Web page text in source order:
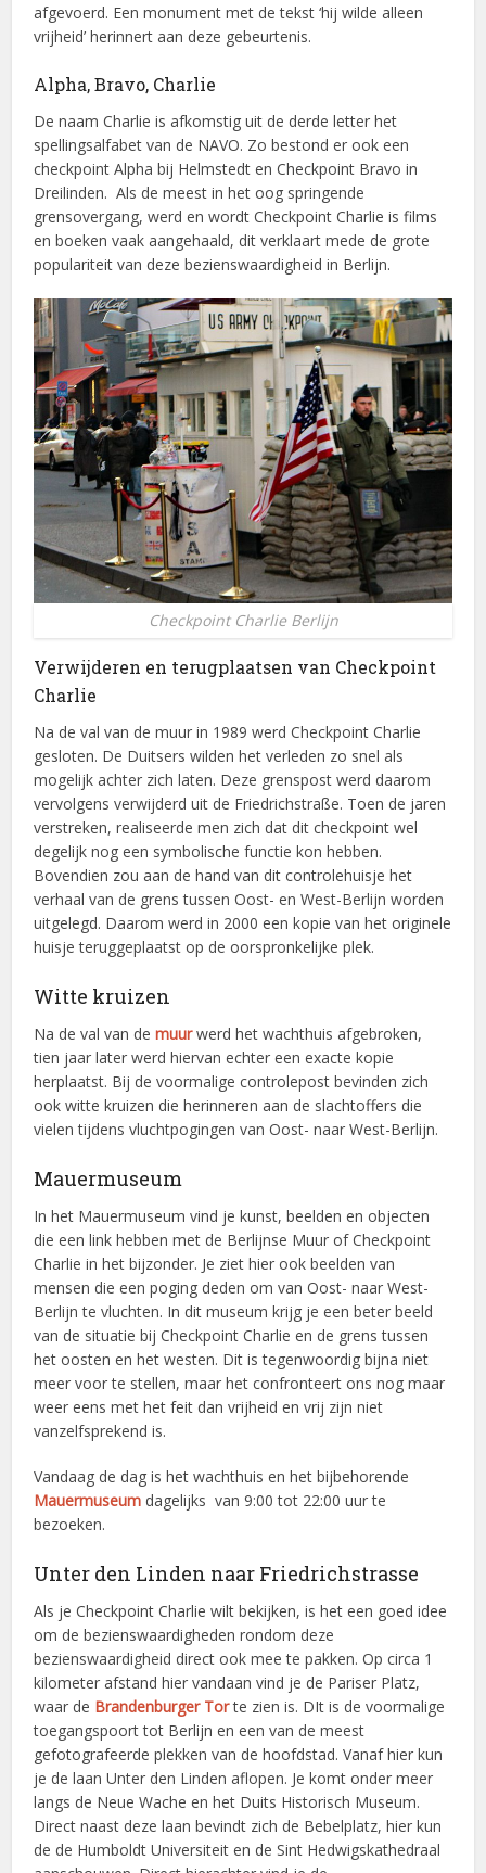
afgevoerd. Een monument met de tekst ‘hij wilde alleen
vrijheid’ herinnert aan deze gebeurtenis.
Alpha, Bravo, Charlie
De naam Charlie is afkomstig uit de derde letter het
spellingsalfabet van de NAVO. Zo bestond er ook een
checkpoint Alpha bij Helmstedt en Checkpoint Bravo in
Dreilinden. Als de meest in het oog springende
grensovergang, werd en wordt Checkpoint Charlie is films
en boeken vaak aangehaald, dit verklaart mede de grote
populariteit van deze bezienswaardigheid in Berlijn.
Checkpoint Charlie Berlijn
Verwijderen en terugplaatsen van Checkpoint
Charlie
Na de val van de muur in 1989 werd Checkpoint Charlie
gesloten. De Duitsers wilden het verleden zo snel als
mogelijk achter zich laten. Deze grenspost werd daarom
vervolgens verwijderd uit de Friedrichstraße. Toen de jaren
verstreken, realiseerde men zich dat dit checkpoint wel
degelijk nog een symbolische functie kon hebben.
Bovendien zou aan de hand van dit controlehuisje het
verhaal van de grens tussen Oost- en West-Berlijn worden
uitgelegd. Daarom werd in 2000 een kopie van het originele
huisje teruggeplaatst op de oorspronkelijke plek.
Witte kruizen
Na de val van demuurwerd het wachthuis afgebroken,
tien jaar later werd hiervan echter een exacte kopie
herplaatst. Bij de voormalige controlepost bevinden zich
ook witte kruizen die herinneren aan de slachtoffers die
vielen tijdens vluchtpogingen van Oost- naar West-Berlijn.
Mauermuseum
In het Mauermuseum vind je kunst, beelden en objecten
die een link hebben met de Berlijnse Muur of Checkpoint
Charlie in het bijzonder. Je ziet hier ook beelden van
mensen die een poging deden om van Oost- naar West-
Berlijn te vluchten. In dit museum krijg je een beter beeld
van de situatie bij Checkpoint Charlie en de grens tussen
het oosten en het westen. Dit is tegenwoordig bijna niet
meer voor te stellen, maar het confronteert ons nog maar
weer eens met het feit dan vrijheid en vrij zijn niet
vanzelfsprekend is.
Vandaag de dag is het wachthuis en het bijbehorende
Mauermuseum dagelijks van 9:00 tot 22:00 uur te
bezoeken.
Unter den Linden naar Friedrichstrasse
Als je Checkpoint Charlie wilt bekijken, is het een goed idee
om de bezienswaardigheden rondom deze
bezienswaardigheid direct ook mee te pakken. Op circa 1
kilometer afstand hier vandaan vind je de Pariser Platz,
waar de Brandenburger Torte zien is. DIt is de voormalige
toegangspoort tot Berlijn en een van de meest
gefotografeerde plekken van de hoofdstad. Vanaf hier kun
je de laan Unter den Linden aflopen. Je komt onder meer
langs de Neue Wache en het Duits Historisch Museum.
Direct naast deze laan bevindt zich de Bebelplatz, hier kun
de de Humboldt Universiteit en de Sint Hedwigskathedraal